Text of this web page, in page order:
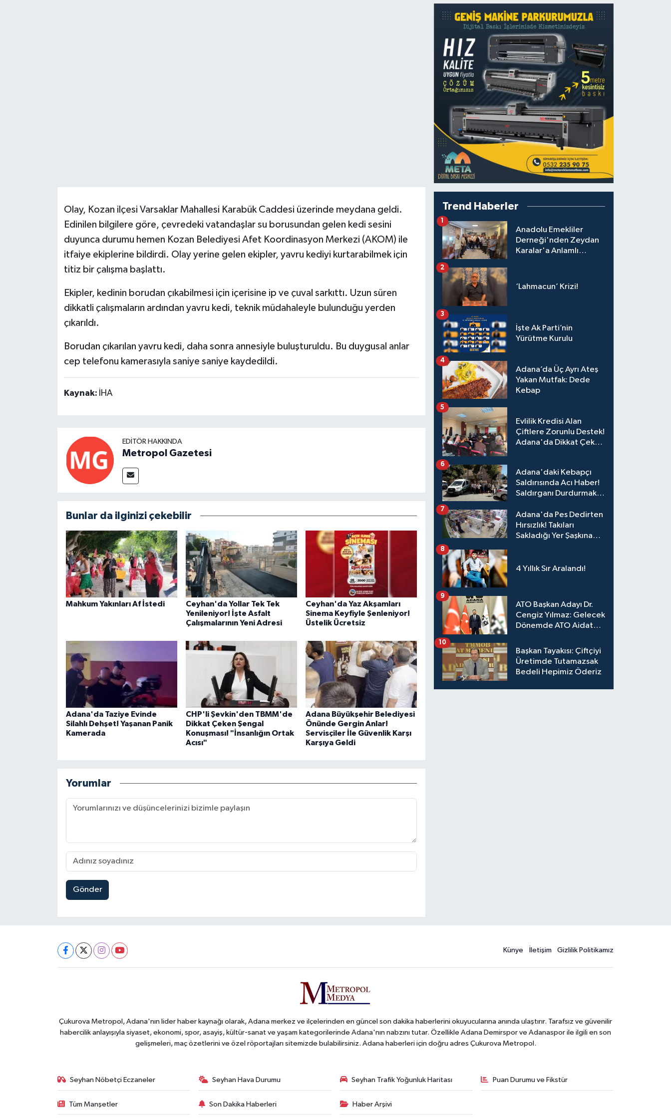
Olay, Kozan ilçesi Varsaklar Mahallesi Karabük Caddesi üzerinde meydana geldi.
Edinilen bilgilere göre, çevredeki vatandaşlar su borusundan gelen kedi sesini
duyunca durumu hemen Kozan Belediyesi Afet Koordinasyon Merkezi (AKOM) ile
itfaiye ekiplerine bildirdi. Olay yerine gelen ekipler, yavru kediyi kurtarabilmek için
titiz bir çalışma başlattı.
Ekipler, kedinin borudan çıkabilmesi için içerisine ip ve çuval sarkıttı. Uzun süren
dikkatli çalışmaların ardından yavru kedi, teknik müdahaleyle bulunduğu yerden
çıkarıldı.
Borudan çıkarılan yavru kedi, daha sonra annesiyle buluşturuldu. Bu duygusal anlar
cep telefonu kamerasıyla saniye saniye kaydedildi.
Kaynak: İHA
EDITÖR HAKKINDA
Metropol Gazetesi
Bunlar da ilginizi çekebilir
Mahkum Yakınları Af İstedi
Ceyhan'da Yollar Tek Tek
Yenileniyor! İşte Asfalt
Çalışmalarının Yeni Adresi
Ceyhan'da Yaz Akşamları
Sinema Keyfiyle Şenleniyor!
Üstelik Ücretsiz
Adana'da Taziye Evinde
Silahlı Dehşet! Yaşanan Panik
Kamerada
CHP'li Şevkin'den TBMM'de
Dikkat Çeken Şengal
Konuşması! "İnsanlığın Ortak
Acısı"
Adana Büyükşehir Belediyesi
Önünde Gergin Anlar!
Servisçiler İle Güvenlik Karşı
Karşıya Geldi
Yorumlar
Gönder
Trend Haberler
Anadolu Emekliler
Derneği'nden Zeydan
Karalar'a Anlamlı
1
‘Lahmacun’ Krizi!
2
İşte Ak Parti’nin
Yürütme Kurulu
3
Adana’da Üç Ayrı Ateş
Yakan Mutfak: Dede
Kebap
4
Evlilik Kredisi Alan
Çiftlere Zorunlu Destek!
Adana'da Dikkat Çeken
5
Adana'daki Kebapçı
Saldırısında Acı Haber!
Saldırganı Durdurmak
Kaybetti
6
Adana'da Pes Dedirten
Hırsızlık! Takıları
Sakladığı Yer Şaşkına
7
4 Yıllık Sır Aralandı!
8
ATO Başkan Adayı Dr.
Cengiz Yılmaz: Gelecek
Dönemde ATO Aidat
Üyelerimize Ve
Adana'ya Yatırılacak
9
Başkan Tayakısı: Çiftçiyi
Üretimde Tutamazsak
Bedeli Hepimiz Öderiz
10
Künye İletişim Gizlilik Politikamız
Çukurova Metropol, Adana'nın lider haber kaynağı olarak, Adana merkez ve ilçelerinden en güncel son dakika haberlerini okuyucularına anında ulaştırır. Tarafsız ve güvenilir
habercilik anlayışıyla siyaset, ekonomi, spor, asayiş, kültür-sanat ve yaşam kategorilerinde Adana'nın nabzını tutar. Özellikle Adana Demirspor ve Adanaspor ile ilgili en son
gelişmeleri, maç özetlerini ve özel röportajları sitemizde bulabilirsiniz. Adana haberleri için doğru adres Çukurova Metropol.
Seyhan Nöbetçi Eczaneler Seyhan Hava Durumu Seyhan Trafik Yoğunluk Haritası Puan Durumu ve Fikstür
Tüm Manşetler Son Dakika Haberleri Haber Arşivi